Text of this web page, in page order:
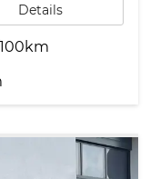
Details